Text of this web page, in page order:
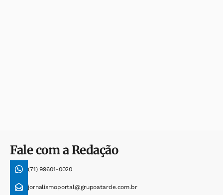
Fale com a Redação
(71) 99601-0020
jornalismoportal@grupoatarde.com.br